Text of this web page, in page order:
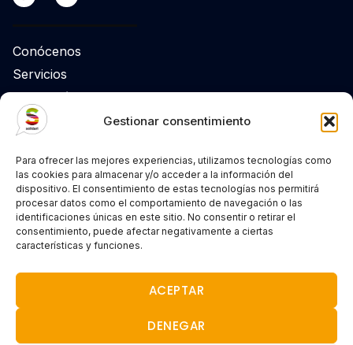
Gestionar consentimiento
Para ofrecer las mejores experiencias, utilizamos tecnologías como
las cookies para almacenar y/o acceder a la información del
dispositivo. El consentimiento de estas tecnologías nos permitirá
procesar datos como el comportamiento de navegación o las
identificaciones únicas en este sitio. No consentir o retirar el
consentimiento, puede afectar negativamente a ciertas
características y funciones.
ACEPTAR
DENEGAR
Conócenos
Servicios
Legislación
Agenda
Actualidad
Sede Pamplona: 948 22 00 51
Sede Tudela: 948 22 00 51